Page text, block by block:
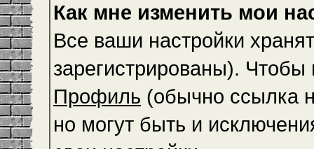
Как мне изменить мои
Все ваши настройки
зарегистрированы). Чтобы
Профиль (обычно ссылка
но могут быть и